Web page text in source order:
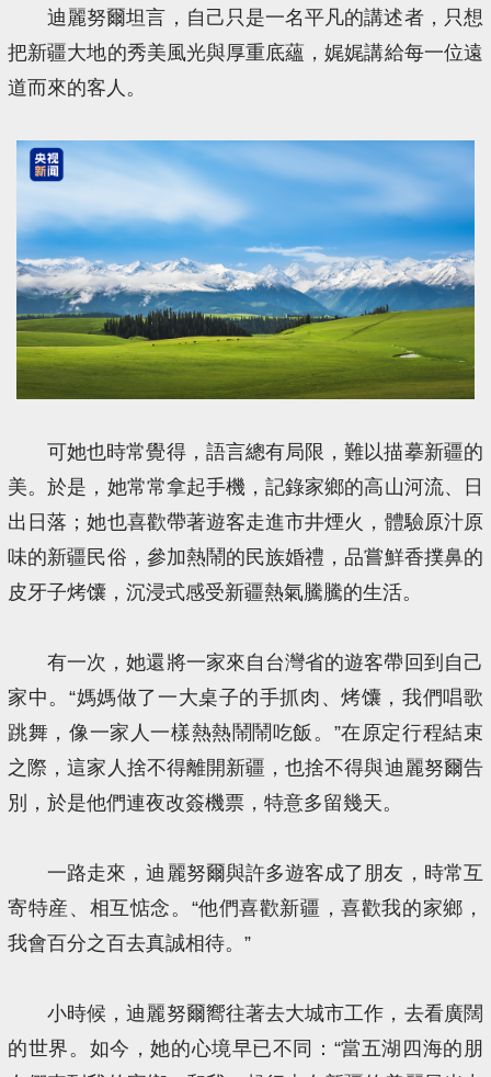
迪麗努爾坦言，自己只是一名平凡的講述者，只想
把新疆大地的秀美風光與厚重底蘊，娓娓講給每一位遠
道而來的客人。
可她也時常覺得，語言總有局限，難以描摹新疆的
美。於是，她常常拿起手機，記錄家鄉的高山河流、日
出日落；她也喜歡帶著遊客走進市井煙火，體驗原汁原
味的新疆民俗，參加熱鬧的民族婚禮，品嘗鮮香撲鼻的
皮牙子烤馕，沉浸式感受新疆熱氣騰騰的生活。
有一次，她還將一家來自台灣省的遊客帶回到自己
家中。“媽媽做了一大桌子的手抓肉、烤馕，我們唱歌
跳舞，像一家人一樣熱熱鬧鬧吃飯。”在原定行程結束
之際，這家人捨不得離開新疆，也捨不得與迪麗努爾告
別，於是他們連夜改簽機票，特意多留幾天。
一路走來，迪麗努爾與許多遊客成了朋友，時常互
寄特産、相互惦念。“他們喜歡新疆，喜歡我的家鄉，
我會百分之百去真誠相待。”
小時候，迪麗努爾嚮往著去大城市工作，去看廣闊
的世界。如今，她的心境早已不同：“當五湖四海的朋